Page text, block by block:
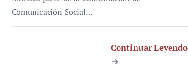
Comunicación Social…
Continuar Leyendo